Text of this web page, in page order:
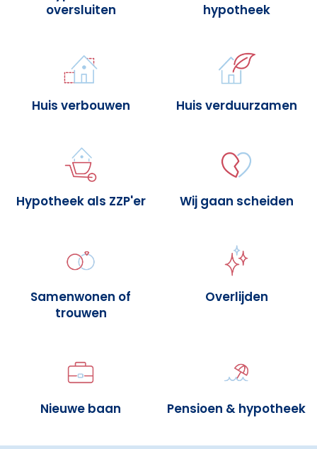
oversluiten
hypotheek
Huis verbouwen Huis verduurzamen
Hypotheek als ZZP'er Wij gaan scheiden
Samenwonen of
trouwen
Overlijden
Nieuwe baan Pensioen & hypotheek